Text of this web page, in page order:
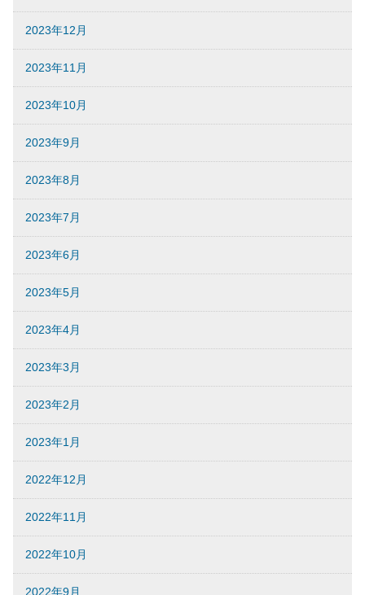
2023年12月
2023年11月
2023年10月
2023年9月
2023年8月
2023年7月
2023年6月
2023年5月
2023年4月
2023年3月
2023年2月
2023年1月
2022年12月
2022年11月
2022年10月
2022年9月